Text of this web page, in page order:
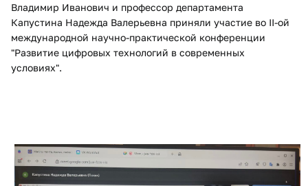
Владимир Иванович и профессор департамента
Капустина Надежда Валерьевна приняли участие во II-ой
международной научно-практической конференции
"Развитие цифровых технологий в современных
условиях".